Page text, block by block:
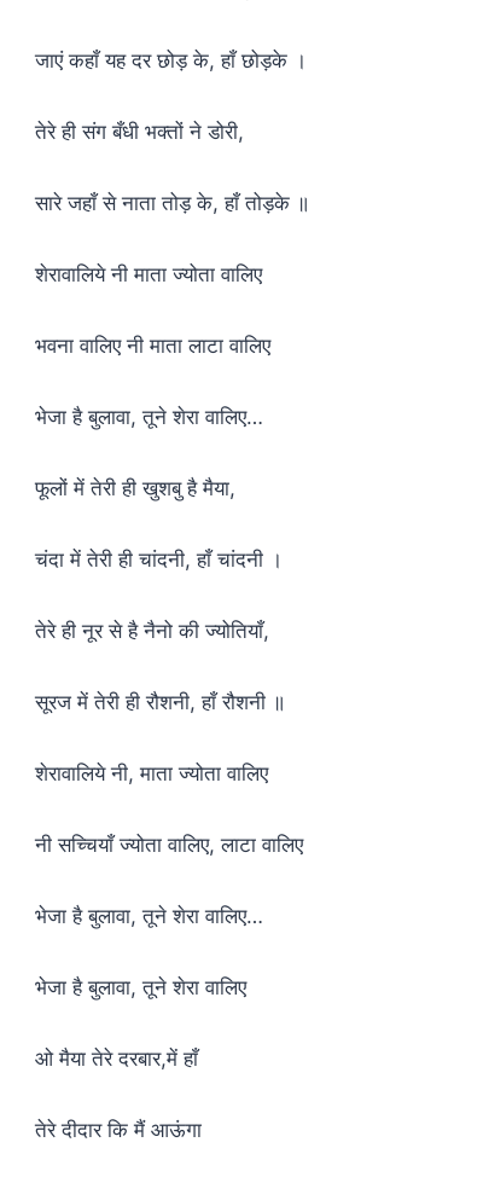
जाएं कहाँ यह दर छोड़ के, हाँ छोड़के ।
तेरे ही संग बँधी भक्तों ने डोरी,
सारे जहाँ से नाता तोड़ के, हाँ तोड़के ॥
शेरावालिये नी माता ज्योता वालिए
भवना वालिए नी माता लाटा वालिए
भेजा है बुलावा, तूने शेरा वालिए…
फूलों में तेरी ही खुशबु है मैया,
चंदा में तेरी ही चांदनी, हाँ चांदनी ।
तेरे ही नूर से है नैनो की ज्योतियाँ,
सूरज में तेरी ही रौशनी, हाँ रौशनी ॥
शेरावालिये नी, माता ज्योता वालिए
नी सच्चियाँ ज्योता वालिए, लाटा वालिए
भेजा है बुलावा, तूने शेरा वालिए…
भेजा है बुलावा, तूने शेरा वालिए
ओ मैया तेरे दरबार,में हाँ
तेरे दीदार कि मैं आऊंगा